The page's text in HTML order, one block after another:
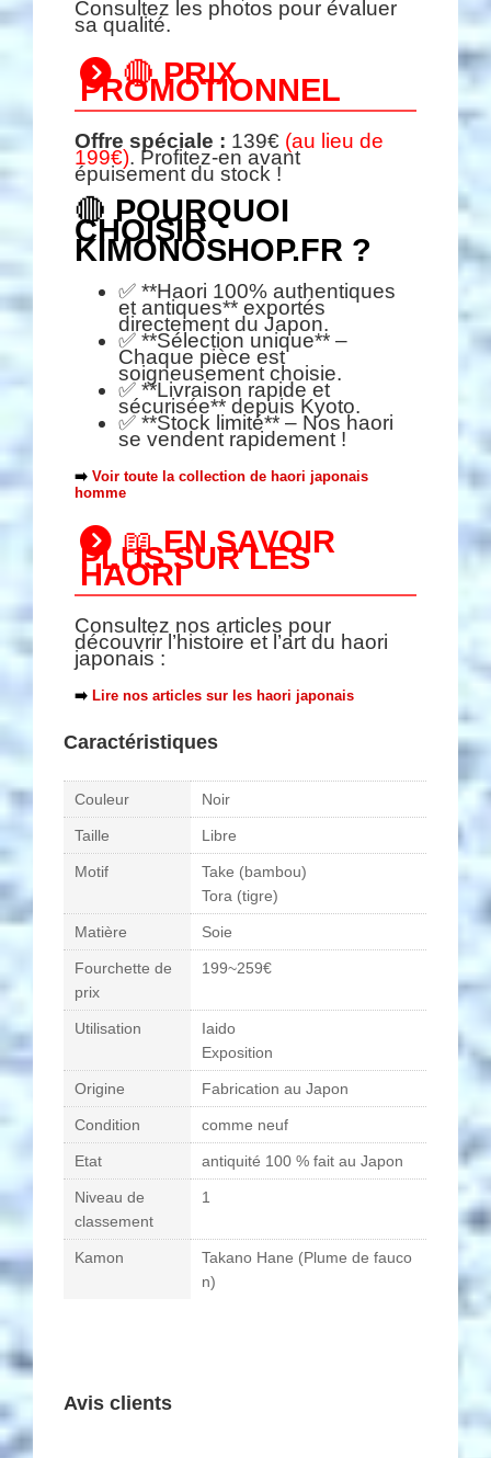
Consultez les photos pour évaluer
sa qualité.
🔴PRIX
PROMOTIONNEL
Offre spéciale : 139€ (au lieu de
199€). Profitez-en avant
épuisement du stock !
🔴 POURQUOI
CHOISIR
KIMONOSHOP.FR ?
✅ **Haori 100% authentiques
et antiques** exportés
directement du Japon.
✅ **Sélection unique** –
Chaque pièce est
soigneusement choisie.
✅ **Livraison rapide et
sécurisée** depuis Kyoto.
✅ **Stock limité** – Nos haori
se vendent rapidement !
➡️Voir toute la collection de haori japonais
homme
📖EN SAVOIR
PLUS SUR LES
HAORI
Consultez nos articles pour
découvrir l’histoire et l’art du haori
japonais :
➡️ Lire nos articles sur les haori japonais
Caractéristiques
Couleur Noir
Taille Libre
Motif
Take (bambou)
Tora (tigre)
Matière Soie
Fourchette de
prix
199~259€
Utilisation
Iaido
Exposition
Origine Fabrication au Japon
Condition comme neuf
Etat antiquité 100 % fait au Japon
Niveau de
classement
1
Kamon
Takano Hane (Plume de fauco
n)
Avis clients